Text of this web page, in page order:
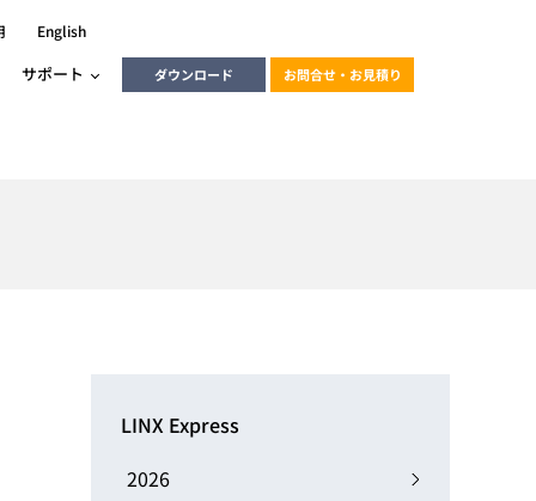
English
LINX Vision Station
サポート ダウンロード お問合せ・お見積り
LINX Express
2026